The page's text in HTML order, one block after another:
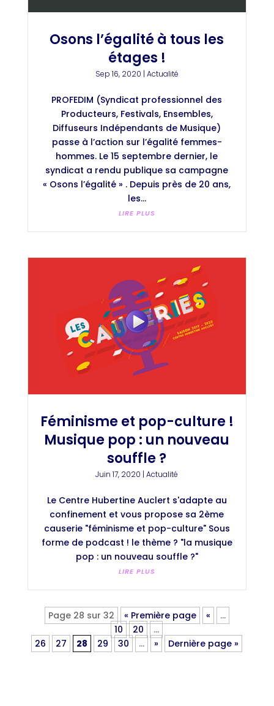
Osons l’égalité à tous les
étages !
Sep 16, 2020 | Actualité
PROFEDIM (Syndicat professionnel des
Producteurs, Festivals, Ensembles,
Diffuseurs Indépendants de Musique)
passe à l’action sur l’égalité femmes-
hommes. Le 15 septembre dernier, le
syndicat a rendu publique sa campagne
« Osons l’égalité » . Depuis près de 20 ans,
les...
LIRE PLUS
Féminisme et pop-culture !
Musique pop : un nouveau
souffle ?
Juin 17, 2020 |Actualité
Le Centre Hubertine Auclert s'adapte au
confinement et vous propose sa 2ème
causerie "féminisme et pop-culture" Sous
forme de podcast ! le thème ? "la musique
pop : un nouveau souffle ?"
LIRE PLUS
Page 28 sur 32 « Première page «
…
10
20
…
26
27 28 29 30 … » Dernière page »